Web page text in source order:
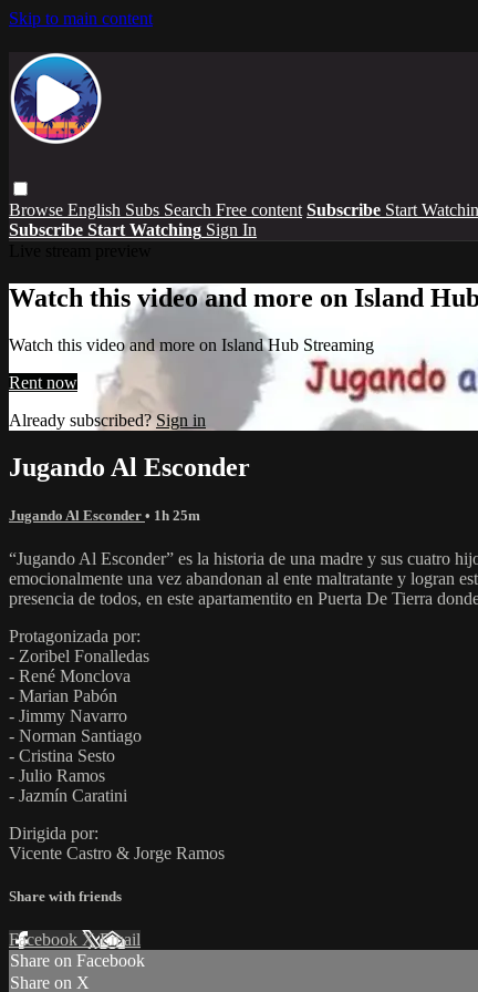
Skip to main content
Browse English Subs Search Free content Subscribe Start
Subscribe Start Watching Sign In
Watch this video and more on Island
Watch this video and more on Island Hub Streaming
Rent now
Already subscribed? Sign in
Jugando Al Esconder
Jugando Al Esconder • 1h 25m
“Jugando Al Esconder” es la historia de una madre y sus cuatro
emocionalmente una vez abandonan al ente maltratante y logran
presencia de todos, en este apartamentito en Puerta De Tierra
Protagonizada por:
- Zoribel Fonalledas
- René Monclova
- Marian Pabón
- Jimmy Navarro
- Norman Santiago
- Cristina Sesto
- Julio Ramos
- Jazmín Caratini
Dirigida por:
Vicente Castro & Jorge Ramos
Share with friends
Facebook XEmail
Share on Facebook
Share on X